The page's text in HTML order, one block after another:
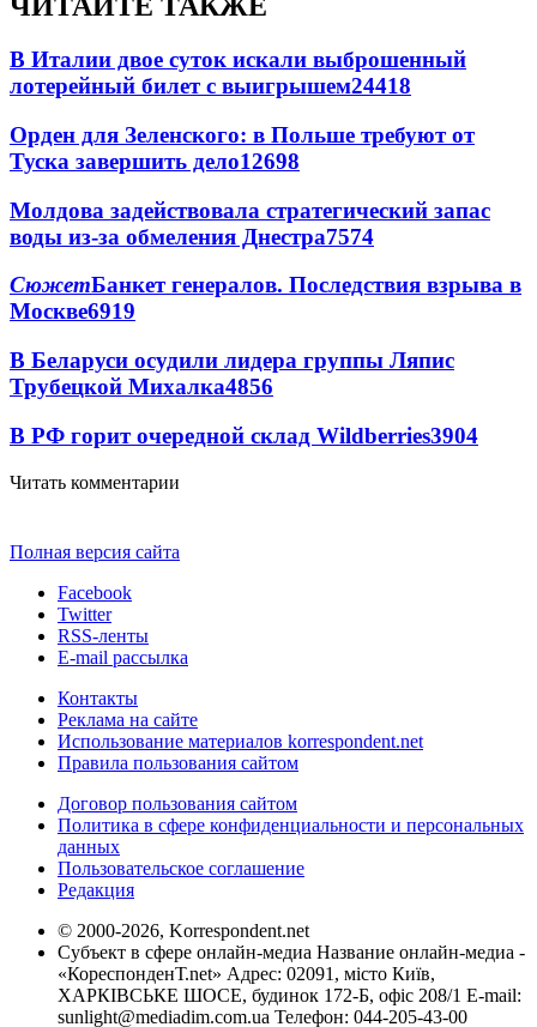
ЧИТАЙТЕ ТАКЖЕ
В Италии двое суток искали выброшенный
лотерейный билет с выигрышем24418
Орден для Зеленского: в Польше требуют от
Туска завершить дело12698
Молдова задействовала стратегический запас
воды из-за обмеления Днестра7574
СюжетБанкет генералов. Последствия взрыва в
Москве6919
В Беларуси осудили лидера группы Ляпис
Трубецкой Михалка4856
В РФ горит очередной склад Wildberries3904
Читать комментарии
Полная версия сайта
Facebook
Twitter
RSS-ленты
E-mail рассылка
Контакты
Реклама на сайте
Использование материалов korrespondent.net
Правила пользования сайтом
Договор пользования сайтом
Политика в сфере конфиденциальности и персональных
данных
Пользовательское соглашение
Редакция
© 2000-2026, Korrespondent.net
Субъект в сфере онлайн-медиа Название онлайн-медиа -
«КореспонденТ.net» Адрес: 02091, місто Київ,
ХАРКІВСЬКЕ ШОСЕ, будинок 172-Б, офіс 208/1 E-mail:
sunlight@mediadim.com.ua Телефон: 044-205-43-00